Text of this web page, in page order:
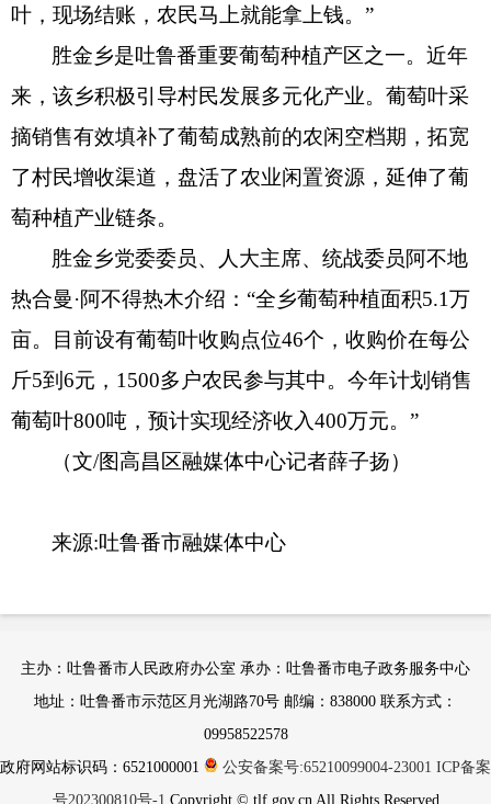
叶，现场结账，农民马上就能拿上钱。”
胜金乡是吐鲁番重要葡萄种植产区之一。近年
来，该乡积极引导村民发展多元化产业。葡萄叶采
摘销售有效填补了葡萄成熟前的农闲空档期，拓宽
了村民增收渠道，盘活了农业闲置资源，延伸了葡
萄种植产业链条。
胜金乡党委委员、人大主席、统战委员阿不地
热合曼·阿不得热木介绍：“全乡葡萄种植面积5.1万
亩。目前设有葡萄叶收购点位46个，收购价在每公
斤5到6元，1500多户农民参与其中。今年计划销售
葡萄叶800吨，预计实现经济收入400万元。”
（文/图高昌区融媒体中心记者薛子扬）
来源:吐鲁番市融媒体中心
主办：吐鲁番市人民政府办公室 承办：吐鲁番市电子政务服务中心
地址：吐鲁番市示范区月光湖路70号 邮编：838000 联系方式：
09958522578
政府网站标识码：6521000001
公安备案号:65210099004-23001 ICP备案
号202300810号-1 Copyright © tlf.gov.cn All Rights Reserved